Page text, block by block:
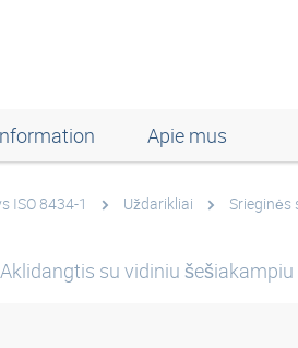
Apie mus
ISO 8434-1 Uždarikliai Srieginės
Aklidangtis su vidiniu šešiakampiu